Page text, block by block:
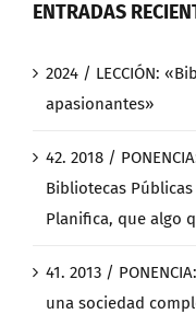
ENTRADAS
2024 / LECCIÓN:
apasionantes»
42. 2018 /
Bibliotecas
Planifica, que algo
41. 2013 /
una sociedad